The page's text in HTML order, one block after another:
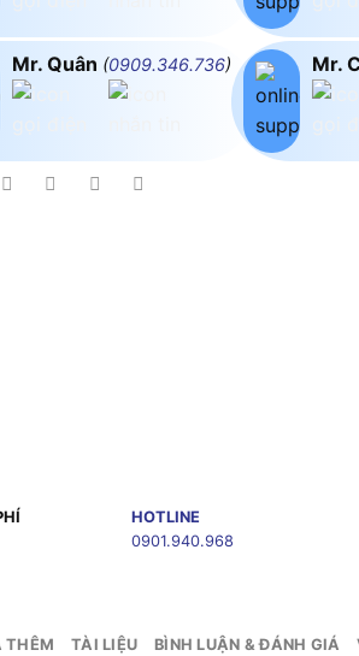
Mr. Quân (0909.346.736) Mr.
HOTLINE
0901.940.968
THÊM TÀI LIỆU BÌNH LUẬN & ĐÁNH GIÁ